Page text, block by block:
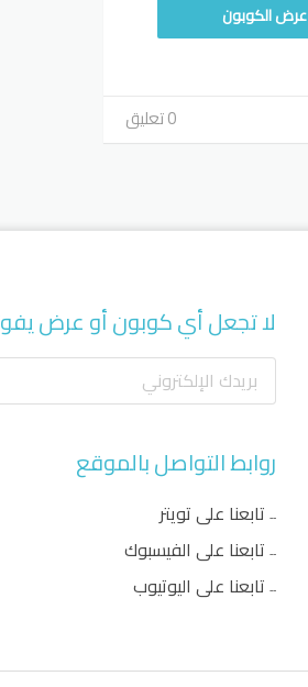
عرض الكوبون
0 تعليق
لا تجعل أي كوبون أو عرض
روابط التواصل بالموقع
تابعنا على تويتر
تابعنا على الفيسبوك
تابعنا على اليوتيوب